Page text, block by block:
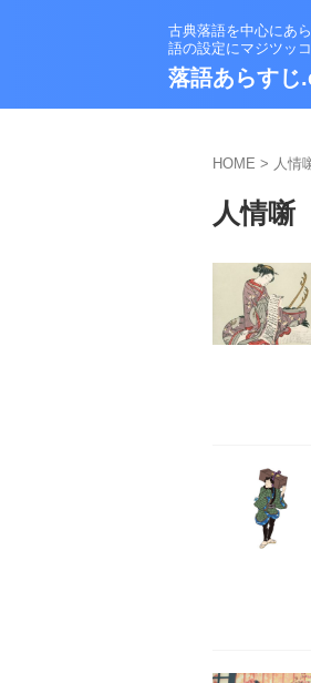
古典落語を中心にあ
語の設定にマジツッ
落語あらすじ
HOME > 人情
人情噺